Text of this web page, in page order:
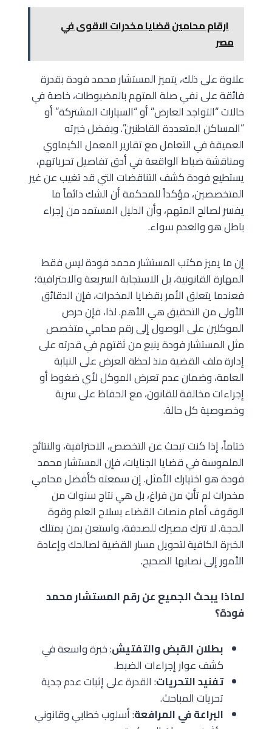
ارقام محامين قضايا مخدرات الاقوى في
مصر
علاوة على ذلك، يتميز المستشار محمد فودة بقدرة
فائقة على نفي صلة المتهم بالمضبوطات، خاصة في
حالات “التواجد العارض” أو “السيارات المشتركة” أو
“المساكن المتعددة القاطنين”. وبفضل خبرته
العميقة في التعامل مع تقارير المعمل الكيماوي
ومناقشة ضباط الواقعة في أدق تفاصيل تحرياتهم،
يستطيع فودة كشف التناقضات التي قد تغيب عن غير
المتخصصين، مؤكداً للمحكمة أن الشك دائماً ما
يفسر لصالح المتهم، وأن الدليل المستمد من إجراء
باطل هو والعدم سواء.
إن ما يميز مكتب المستشار محمد فودة ليس فقط
المهارة القانونية، بل الاستجابة السريعة والاحترافية؛
فعندما يتعلق الأمر بقضايا المخدرات، فإن الدقائق
الأولى من التحقيق هي الأهم. لذا، فإن حرص
الموكلين على الوصول إلى رقم محامي متخصص
مثل المستشار فودة ينبع من ثقتهم في قدرته على
إدارة ملف القضية منذ لحظة العرض على النيابة
العامة، وضمان عدم تعرض الموكل لأي ضغوط أو
إجراءات مخالفة للقانون، مع الحفاظ على سرية
وخصوصية كل حالة.
ختاماً، إذا كنت تبحث عن التخصص، الاحترافية، والنتائج
الملموسة في قضايا الجنايات، فإن المستشار محمد
فودة هو اختيارك الأمثل. إن سمعته كأفضل محامي
مخدرات لم تأتِ من فراغ، بل هي نتاج سنوات من
الوقوف أمام منصات القضاء بسلاح العلم وقوة
الحجة. لا تترك مصيرك للصدفة، واستعن بمن يمتلك
الخبرة الكافية لتحويل مسار القضية لصالحك وإعادة
الأمور إلى نصابها الصحيح.
لماذا يبحث الجميع عن رقم المستشار محمد
فودة؟
بطلان القبض والتفتيش: خبرة واسعة في
كشف عوار إجراءات الضبط.
تفنيد التحريات: القدرة على إثبات عدم جدية
تحريات المباحث.
البراعة في المرافعة: أسلوب خطابي وقانوني